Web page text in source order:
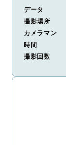
データ
撮影場所
カメラマン
時間
撮影回数